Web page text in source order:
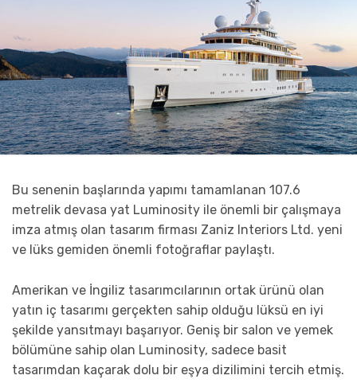
Bu senenin başlarında yapımı tamamlanan 107.6
metrelik devasa yat Luminosity ile önemli bir çalışmaya
imza atmış olan tasarım firması Zaniz Interiors Ltd. yeni
ve lüks gemiden önemli fotoğraflar paylaştı.
Amerikan ve İngiliz tasarımcılarının ortak ürünü olan
yatın iç tasarımı gerçekten sahip olduğu lüksü en iyi
şekilde yansıtmayı başarıyor. Geniş bir salon ve yemek
bölümüne sahip olan Luminosity, sadece basit
tasarımdan kaçarak dolu bir eşya dizilimini tercih etmiş.